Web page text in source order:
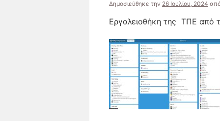
Δημοσιεύθηκε την 26 Ιουλίου, 2024
Εργαλειοθήκη της ΤΠΕ από